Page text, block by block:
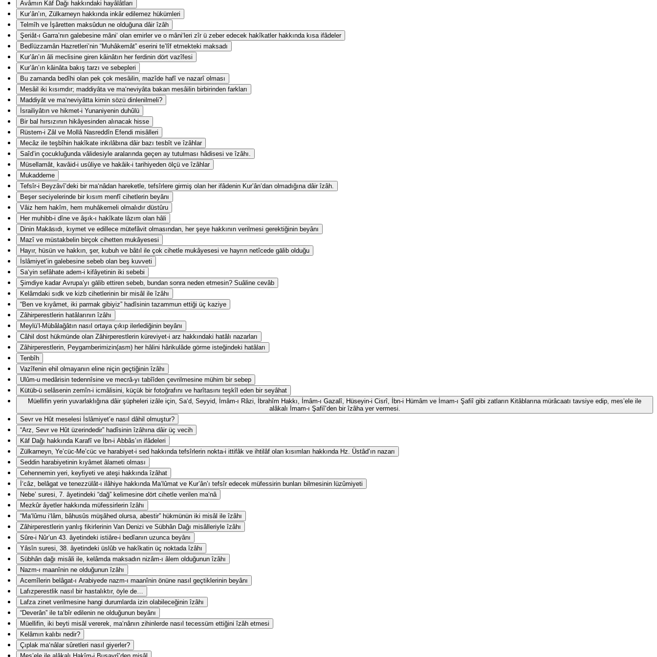
Avâmın Kāf Dağı hakkındaki hayâlâtları
Kur’ân’ın, Zülkarneyn hakkında inkâr edilemez hükümleri
Telmîh ve İşâretten maksûdun ne olduğuna dâir îzâh
Şeriât-ı Garra’nın galebesine mâni‘ olan emirler ve o mâni‘leri zîr ü zeber edecek hakîkatler hakkında kısa ifâdeler
Bedîüzzamân Hazretleri’nin “Muhâkemât” eserini te’lîf etmekteki maksadı
Kur’ân’ın âli meclisine giren kâinâtın her ferdinin dört vazîfesi
Kur’ân’ın kâinâta bakış tarzı ve sebepleri
Bu zamanda bedîhi olan pek çok mesâilin, mazîde hafî ve nazarî olması
Mesâil iki kısımdır; maddiyâta ve ma‘neviyâta bakan mesâilin birbirinden farkları
Maddiyât ve ma‘neviyâtta kimin sözü dinlenilmeli?
İsrailiyâtın ve hikmet-i Yunaniyenin duhûlü
Bir bal hırsızının hikâyesinden alınacak hisse
Rüstem-i Zâl ve Mollâ Nasreddîn Efendi misâlleri
Mecâz ile teşbîhin hakîkate inkılâbına dâir bazı tesbît ve îzâhlar
Saîd’in çocukluğunda vâlidesiyle aralarında geçen ay tutulması hâdisesi ve îzâhı.
Müsellamât, kavâid-i usûliye ve hakâik-i tarihiyeden ölçü ve îzâhlar
Mukaddeme
Tefsîr-i Beyzâvî’deki bir ma‘nâdan hareketle, tefsîrlere girmiş olan her ifâdenin Kur’ân’dan olmadığına dâir îzâh.
Beşer seciyelerinde bir kısım menfî cihetlerin beyânı
Vâiz hem hakîm, hem muhâkemeli olmalıdır düstûru
Her muhibb-i dîne ve âşık-ı hakîkate lâzım olan hâli
Dinin Makāsıdı, kıymet ve edillece mütefâvit olmasından, her şeye hakkının verilmesi gerektiğinin beyânı
Mazî ve müstakbelin birçok cihetten mukâyesesi
Hayır, hüsün ve hakkın, şer, kubuh ve bâtıl ile çok cihetle mukâyesesi ve hayrın netîcede gālib olduğu
İslâmiyet’in galebesine sebeb olan beş kuvveti
Sa‘yin sefâhate adem-i kifâyetinin iki sebebi
Şimdiye kadar Avrupa’yı gālib ettiren sebeb, bundan sonra neden etmesin? Suâline cevâb
Kelâmdaki sıdk ve kizb cihetlerinin bir misâl ile îzâhı
“Ben ve kıyâmet, iki parmak gibiyiz” hadîsinin tazammun ettiği üç kaziye
Zâhirperestlerin hatâlarının îzâhı
Meylü’l-Mübâlağâtın nasıl ortaya çıkıp ilerlediğinin beyânı
Câhil dost hükmünde olan Zâhirperestlerin küreviyet-i arz hakkındaki hatâlı nazarları
Zâhirperestlerin, Peygamberimizin(asm) her hâlini hârikulâde görme isteğindeki hatâları
Tenbîh
Vazîfenin ehil olmayanın eline niçin geçtiğinin îzâhı
Ulûm-u medârisin tedennîsine ve mecrâ-yı tabîîden çevrilmesine mühim bir sebep
Kütüb-ü selâsenin zemîn-i icmâlisini, küçük bir fotoğrafını ve harîtasını teşkîl eden bir seyâhat
Müellifin yerin yuvarlaklığına dâir şüpheleri izâle için, Sa‘d, Seyyid, İmâm-ı Râzi, İbrahîm Hakkı, İmâm-ı Gazalî, Hüseyin-i Cisrî, İbn-i Hümâm ve İmam-ı Şafiî gibi zatların Kitâblarına mürâcaatı tavsiye edip, mes’ele ile
alâkalı İmam-ı Şafiî’den bir îzâha yer vermesi.
Sevr ve Hût meselesi İslâmiyet’e nasıl dâhil olmuştur?
“Arz, Sevr ve Hût üzerindedir” hadîsinin îzâhına dâir üç vecih
Kāf Dağı hakkında Karafî ve İbn-i Abbâs’ın ifâdeleri
Zülkarneyn, Ye’cüc-Me’cüc ve harabiyet-i sed hakkında tefsîrlerin nokta-i ittifâk ve ihtilâf olan kısımları hakkında Hz. Üstâd’ın nazarı
Seddin harabiyetinin kıyâmet âlameti olması
Cehennemin yeri, keyfiyeti ve ateşi hakkında îzâhat
İ‘câz, belâgat ve tenezzülât-ı ilâhiye hakkında Ma‘lûmat ve Kur’ân’ı tefsîr edecek müfessirin bunları bilmesinin lüzûmiyeti
Nebe’ suresi, 7. âyetindeki “dağ” kelimesine dört cihetle verilen ma‘nâ
Mezkûr âyetler hakkında müfessirlerin îzâhı
“Ma‘lûmu i‘lâm, bâhusûs müşâhed olursa, abestir” hükmünün iki misâl ile îzâhı
Zâhirperestlerin yanlış fikirlerinin Van Denizi ve Sübhân Dağı misâlleriyle îzâhı
Sûre-i Nûr’un 43. âyetindeki istiâre-i bedîanın uzunca beyânı
Yâsîn suresi, 38. âyetindeki üslûb ve hakîkatin üç noktada îzâhı
Sübhân dağı misâli ile, kelâmda maksadın nizâm-ı âlem olduğunun îzâhı
Nazm-ı maanînin ne olduğunun îzâhı
Acemîlerin belâgat-ı Arabiyede nazm-ı maanînin önüne nasıl geçtiklerinin beyânı
Lafızperestlik nasıl bir hastalıktır, öyle de…
Lafza zinet verilmesine hangi durumlarda izin olabileceğinin îzâhı
“Deverân” ile ta‘bîr edilenin ne olduğunun beyânı
Müellifin, iki beyti misâl vererek, ma‘nânın zihinlerde nasıl tecessüm ettiğini îzâh etmesi
Kelâmın kalıbı nedir?
Çıplak ma‘nâlar sûretleri nasıl giyerler?